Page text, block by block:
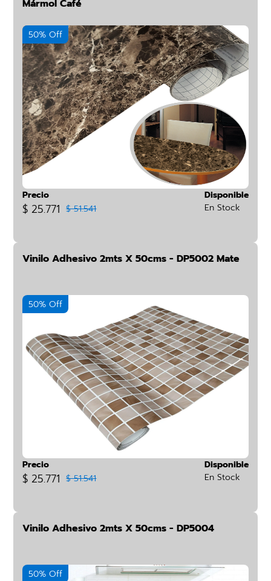
Mármol Café
50% Off
Precio
$ 25.771 $ 51.541
Disponible
En Stock
Vinilo Adhesivo 2mts X 50cms - DP5002 Mate
50% Off
Precio
$ 25.771 $ 51.541
Disponible
En Stock
Vinilo Adhesivo 2mts X 50cms - DP5004
50% Off